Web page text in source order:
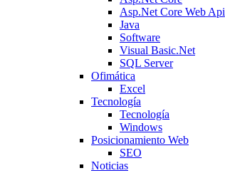
Asp.Net Core Web Api
Java
Software
Visual Basic.Net
SQL Server
Ofimática
Excel
Tecnología
Tecnología
Windows
Posicionamiento Web
SEO
Noticias